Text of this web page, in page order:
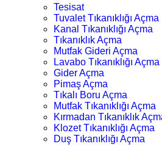
Tesisat
Tuvalet Tıkanıklığı Açma
Kanal Tıkanıklığı Açma
Tıkanıklık Açma
Mutfak Gideri Açma
Lavabo Tıkanıklığı Açma
Gider Açma
Pimaş Açma
Tıkalı Boru Açma
Mutfak Tıkanıklığı Açma
Kırmadan Tıkanıklık
Klozet Tıkanıklığı Açma
Duş Tıkanıklığı Açma